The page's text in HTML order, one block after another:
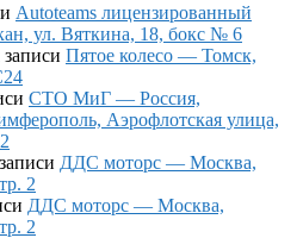
Autoteams лицензированный
ул. Вяткина, 18, бокс № 6
записи Пятое колесо — Томск,
СТО МиГ — Россия,
Аэрофлотская улица,
ДДС моторс — Москва,
2
ДДС моторс — Москва,
2